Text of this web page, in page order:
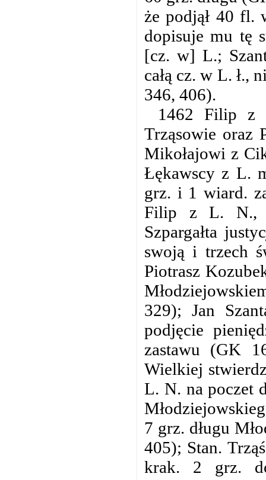
że podjął 40 fl.
dopisuje mu tę
[cz. w] L.;
całą cz. w L. ł.,
346, 406).
1462 Filip
Trząsowie oraz
Mikołajowi z
Łękawscy z L.
grz. i 1 wiard.
Filip z L. N.,
Szpargałta
swoją i trzech
Piotrasz
329); Jan
podjęcie
zastawu (GK
Wielkiej
L. N. na poczet
7 grz. długu
405); Stan.
krak. 2 grz.